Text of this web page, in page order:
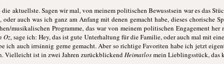
aktuellste. Sagen wir mal, von meinem politischen Bewusstsein war es das
, oder auch was ich ganz am Anfang mit denen gemacht habe, dieses chorische
musikalischen Programme, das war von meinem politischen Engagement
Oz, sage ich: Hey, das ist gute Unterhaltung für die Familie, oder auch mal mit
ich auch irrsinnig gerne gemacht. Aber so richtige Favoriten habe ich jetzt
Vielleicht ist in zwei Jahren zurückblickendHeimatlosmein Lieblingsstück, das